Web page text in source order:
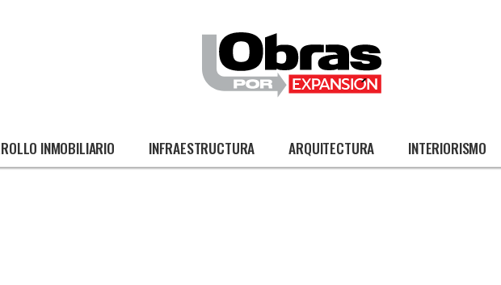
INMOBILIARIO INFRAESTRUCTURA ARQUITECTURA INTERIORISMO